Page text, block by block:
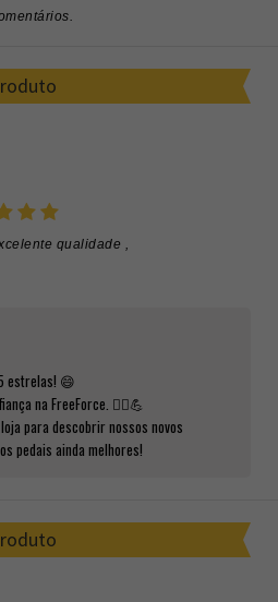
qualidade ,
estrelas! 😄
na FreeForce. 🚴‍♂️💪
para descobrir nossos novos
pedais ainda melhores!